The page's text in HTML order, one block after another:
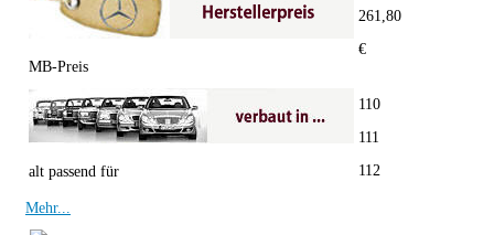
MB-Preis
261,80
€
alt passend für
110
111
112
Mehr...